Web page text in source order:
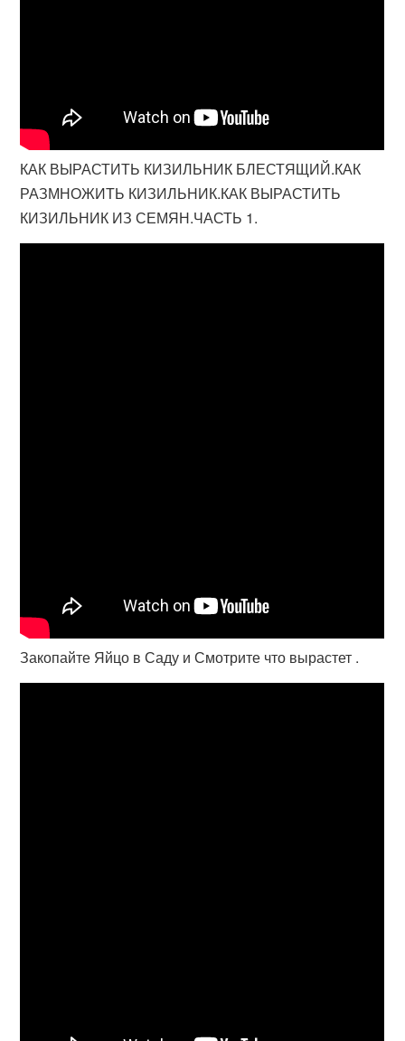
КАК ВЫРАСТИТЬ КИЗИЛЬНИК БЛЕСТЯЩИЙ.КАК
РАЗМНОЖИТЬ КИЗИЛЬНИК.КАК ВЫРАСТИТЬ
КИЗИЛЬНИК ИЗ СЕМЯН.ЧАСТЬ 1.
Закопайте Яйцо в Саду и Смотрите что вырастет .